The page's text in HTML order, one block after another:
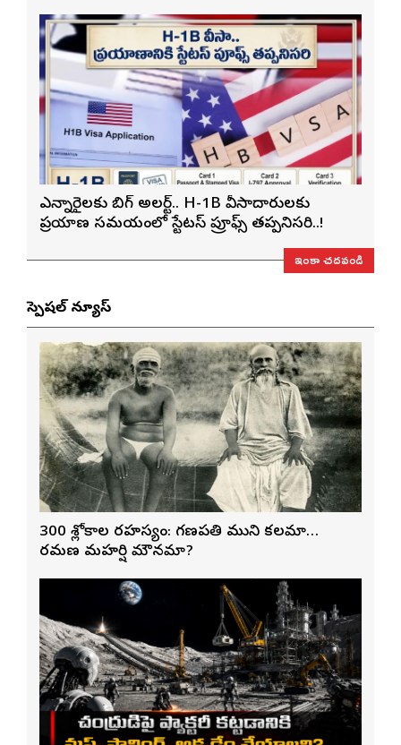
ఎన్నారైలకు బిగ్ అలర్ట్.. H-1B వీసాదారులకు
ప్రయాణ సమయంలో స్టేటస్ ప్రూఫ్స్ తప్పనిసరి..!
ఇంకా చదవండి
స్పెషల్ న్యూస్
300 శ్లోకాల రహస్యం: గణపతి ముని కలమా…
రమణ మహర్షి మౌనమా?